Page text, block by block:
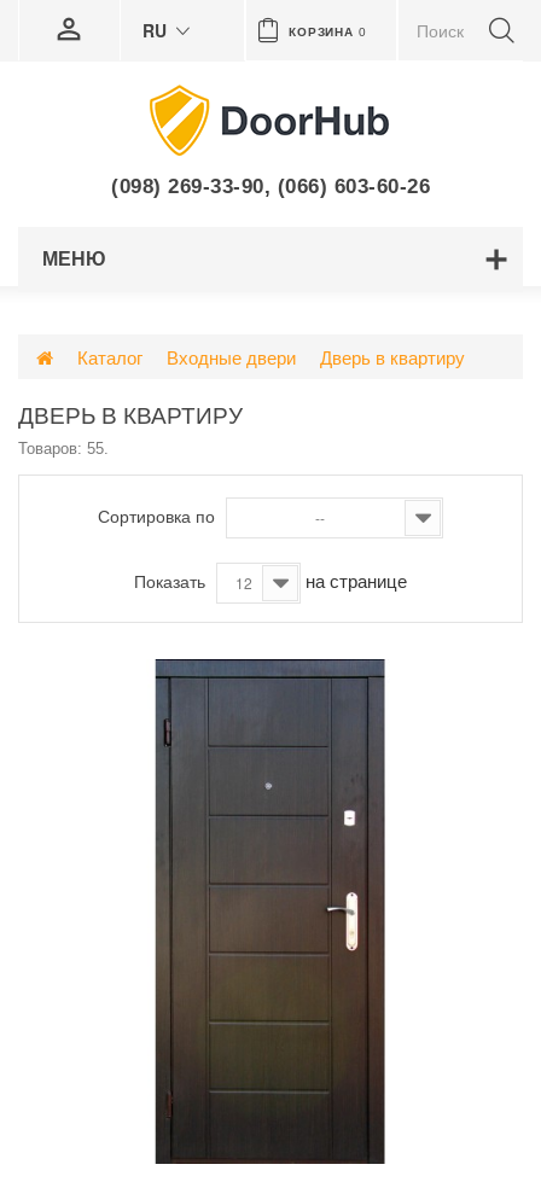
КОРЗИНА 0
RU
(098) 269-33-90, (066) 603-60-26
МЕНЮ
Каталог Входные двери Дверь в квартиру
ДВЕРЬ В КВАРТИРУ
Товаров: 55.
Сортировка по --
Показать 12 на странице